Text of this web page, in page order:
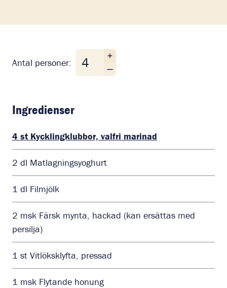
Antal personer:
Antal personer
Ingredienser
4 st Kycklingklubbor, valfri marinad
2 dl Matlagningsyoghurt
1 dl Filmjölk
2 msk Färsk mynta, hackad (kan ersättas med
persilja)
1 st Vitlöksklyfta, pressad
1 msk Flytande honung